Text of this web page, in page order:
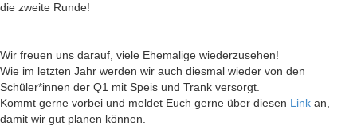
die zweite Runde!
Wir freuen uns darauf, viele Ehemalige wiederzusehen!
Wie im letzten Jahr werden wir auch diesmal wieder von den
Schüler*innen der Q1 mit Speis und Trank versorgt.
Kommt gerne vorbei und meldet Euch gerne über diesen Link an,
damit wir gut planen können.